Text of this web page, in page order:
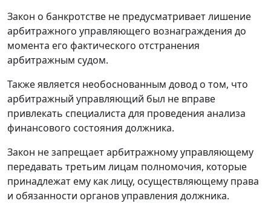
Закон о банкротстве не предусматривает лишение
арбитражного управляющего вознаграждения до
момента его фактического отстранения
арбитражным судом.
Также является необоснованным довод о том, что
арбитражный управляющий был не вправе
привлекать специалиста для проведения анализа
финансового состояния должника.
Закон не запрещает арбитражному управляющему
передавать третьим лицам полномочия, которые
принадлежат ему как лицу, осуществляющему права
и обязанности органов управления должника.